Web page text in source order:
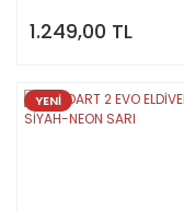
1.249,00 TL
YENİ